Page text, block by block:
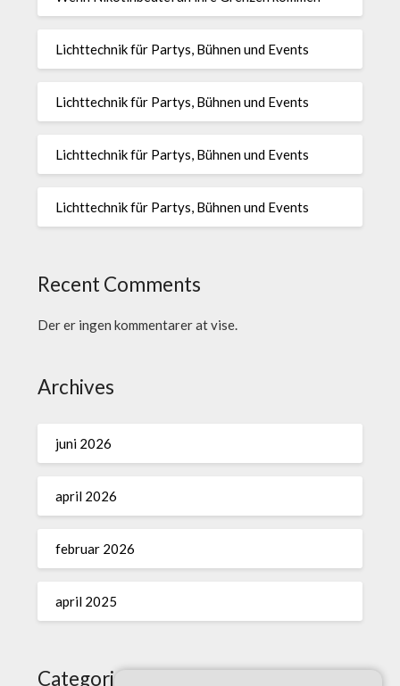
Lichttechnik für Partys, Bühnen und Events
Lichttechnik für Partys, Bühnen und Events
Lichttechnik für Partys, Bühnen und Events
Lichttechnik für Partys, Bühnen und Events
Recent Comments
Der er ingen kommentarer at vise.
Archives
juni 2026
april 2026
februar 2026
april 2025
Categories